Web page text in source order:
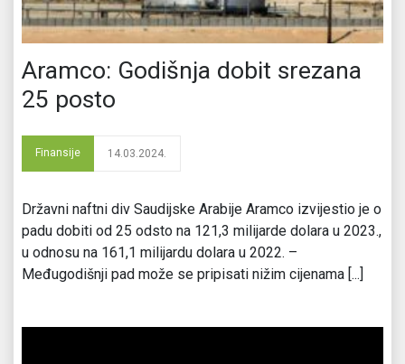
Aramco: Godišnja dobit srezana
25 posto
Finansije 14.03.2024.
Državni naftni div Saudijske Arabije Aramco izvijestio je o
padu dobiti od 25 odsto na 121,3 milijarde dolara u 2023.,
u odnosu na 161,1 milijardu dolara u 2022. –
Međugodišnji pad može se pripisati nižim cijenama [...]